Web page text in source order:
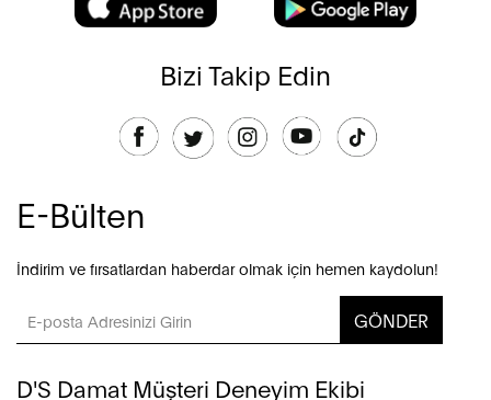
Bizi Takip Edin
E-Bülten
İndirim ve fırsatlardan haberdar olmak için hemen kaydolun!
GÖNDER
D'S Damat Müşteri Deneyim Ekibi